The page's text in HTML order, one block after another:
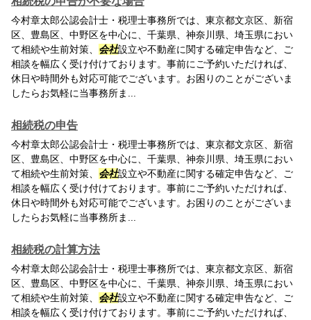
今村章太郎公認会計士・税理士事務所では、東京都文京区、新宿
区、豊島区、中野区を中心に、千葉県、神奈川県、埼玉県におい
て相続や生前対策、 会社設立や不動産に関する確定申告など、ご
相談を幅広く受け付けております。事前にご予約いただければ、
休日や時間外も対応可能でございます。お困りのことがございま
したらお気軽に当事務所ま...
相続税の申告
今村章太郎公認会計士・税理士事務所では、東京都文京区、新宿
区、豊島区、中野区を中心に、千葉県、神奈川県、埼玉県におい
て相続や生前対策、 会社設立や不動産に関する確定申告など、ご
相談を幅広く受け付けております。事前にご予約いただければ、
休日や時間外も対応可能でございます。お困りのことがございま
したらお気軽に当事務所ま...
相続税の計算方法
今村章太郎公認会計士・税理士事務所では、東京都文京区、新宿
区、豊島区、中野区を中心に、千葉県、神奈川県、埼玉県におい
て相続や生前対策、 会社設立や不動産に関する確定申告など、ご
相談を幅広く受け付けております。事前にご予約いただければ、